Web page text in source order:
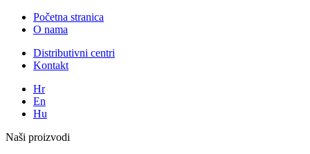
Početna stranica
O nama
Distributivni centri
Kontakt
Hr
En
Hu
Naši proizvodi